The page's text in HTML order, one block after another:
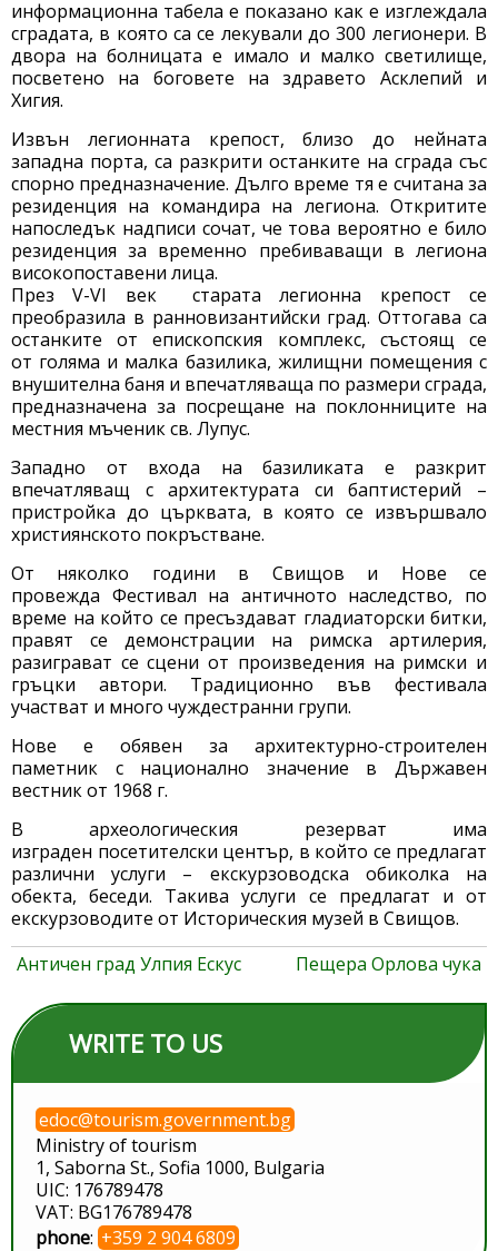
информационна табела е показано как е изглеждала
сградата, в която са се лекували до 300 легионери. В
двора на болницата е имало и малко светилище,
посветено на боговете на здравето Асклепий и
Хигия.
Извън легионната крепост, близо до нейната
западна порта, са разкрити останките на сграда със
спорно предназначение. Дълго време тя е считана за
резиденция на командира на легиона. Откритите
напоследък надписи сочат, че това вероятно е било
резиденция за временно пребиваващи в легиона
високопоставени лица.
През V-VІ век старата легионна крепост се
преобразила в ранновизантийски град. Оттогава са
останките от епископския комплекс, състоящ се
от голяма и малка базилика, жилищни помещения с
внушителна баня и впечатляваща по размери сграда,
предназначена за посрещане на поклонниците на
местния мъченик св. Лупус.
Западно от входа на базиликата е разкрит
впечатляващ с архитектурата си баптистерий –
пристройка до църквата, в която се извършвало
християнското покръстване.
От няколко години в Свищов и Нове се
провежда Фестивал на античното наследство, по
време на който се пресъздават гладиаторски битки,
правят се демонстрации на римска артилерия,
разиграват се сцени от произведения на римски и
гръцки автори. Традиционно във фестивала
участват и много чуждестранни групи.
Нове е обявен за архитектурно-строителен
паметник с национално значение в Държавен
вестник от 1968 г.
В археологическия резерват има
изграден посетителски център, в който се предлагат
различни услуги – екскурзоводска обиколка на
обекта, беседи. Такива услуги се предлагат и от
екскурзоводите от Историческия музей в Свищов.
Античен град Улпия Ескус
Пещера Орлова чука
WRITE TO US
edoc@tourism.government.bg
Ministry of tourism
1, Saborna St., Sofia 1000, Bulgaria
UIC: 176789478
VAT: BG176789478
phone: +359 2 904 6809